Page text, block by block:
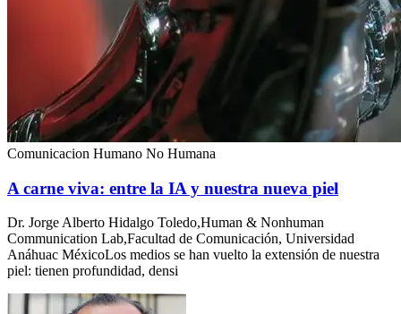
Comunicacion Humano No Humana
A carne viva: entre la IA y nuestra nueva piel
Dr. Jorge Alberto Hidalgo Toledo,Human & Nonhuman
Communication Lab,Facultad de Comunicación, Universidad
Anáhuac MéxicoLos medios se han vuelto la extensión de nuestra
piel: tienen profundidad, densi